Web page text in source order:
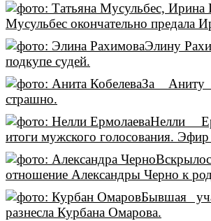
Мусульбес окончательно предала
Элину
подкупе судей.
За Аниту
страшно.
Нелли
итоги мужского голосования.
отношение Александры Черно к
Бывшая
разнесла Курбана Омарова.